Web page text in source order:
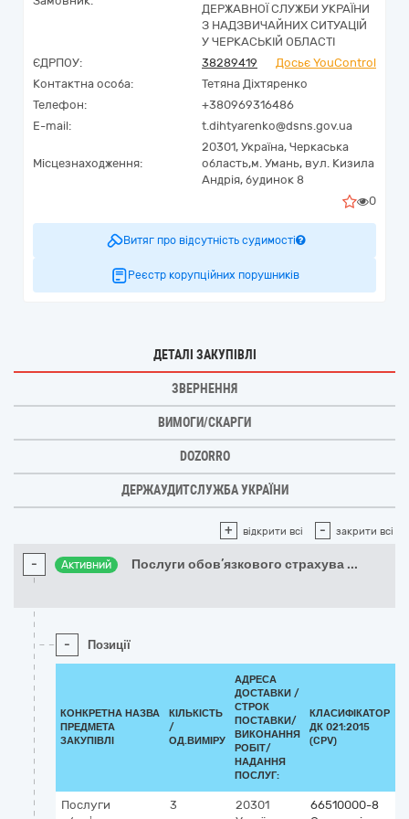
ДЕРЖАВНОЇ СЛУЖБИ УКРАЇНИ
З НАДЗВИЧАЙНИХ СИТУАЦІЙ
У ЧЕРКАСЬКІЙ ОБЛАСТІ
ЄДРПОУ:
38289419
Досьє YouControl
Контактна особа:
Тетяна Діхтяренко
Телефон:
+380969316486
E-mail:
t.dihtyarenko@dsns.gov.ua
Місцезнаходження:
20301, Україна, Черкаська
область,м. Умань, вул. Кизила
Андрія, будинок 8
0
Витяг про відсутність судимості
Реєстр корупційних порушників
ДЕТАЛІ ЗАКУПІВЛІ
ЗВЕРНЕННЯ
ВИМОГИ/СКАРГИ
DOZORRO
ДЕРЖАУДИТСЛУЖБА УКРАЇНИ
+ відкрити всі - закрити всі
- Активний Послуги обов’язкового страхува ...
- Позиції
КОНКРЕТНА НАЗВА
ПРЕДМЕТА
ЗАКУПІВЛІ
КІЛЬКІСТЬ
/
ОД.ВИМІРУ
АДРЕСА
ДОСТАВКИ /
СТРОК
ПОСТАВКИ/
ВИКОНАННЯ
РОБІТ/
НАДАННЯ
ПОСЛУГ:
КЛАСИФІКАТОР
ДК 021:2015
(CPV)
Послуги
3
20301
66510000-8